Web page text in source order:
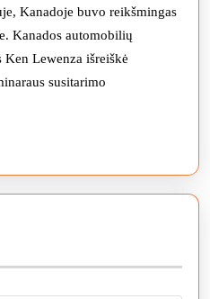
Kanadoje buvo reikšmingas
Kanados automobilių
Lewenza išreiškė
susitarimo